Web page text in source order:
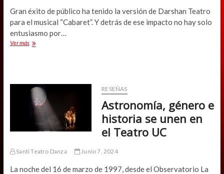
Gran éxito de público ha tenido la versión de Darshan Teatro
para el musical “Cabaret”. Y detrás de ese impacto no hay solo
entusiasmo por…
Ver más“Cabaret”
apuesta
arriesgada
que
gana
el
final
RESEÑAS
Astronomía, género e
historia se unen en
el Teatro UC
Santi Teatro Danza Junio 7, 2024
La noche del 16 de marzo de 1997, desde el Observatorio La